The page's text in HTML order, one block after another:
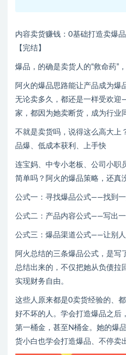
内容卖货赚钱：0基础打造卖爆
【完结】
爆品，的确是卖货人的“救命药”
阿火的爆品思路能让产品成为爆
无论卖多久，都还是一样受欢迎
家，都因为她卖断货，成为行业
不就是卖货吗，说得这么高大上
品爆、低成本获利、上手快
连宝妈、中专小老板、公司小职
简单吗？阿火的爆品策略，还真
公式一：寻找爆品公式——找到
公式二：产品内容公式——写出
公式三：爆品渠道公式——让别
阿火总结的三条爆品公式，是写
总结出来的，不仅把她从负债拉
实现财务自由。
这些人原来都是0卖货经验的、
好不坏的人。学会打造爆品之后
第一桶金，甚至N桶金。她的爆
货小白也学会打造爆品、不停卖